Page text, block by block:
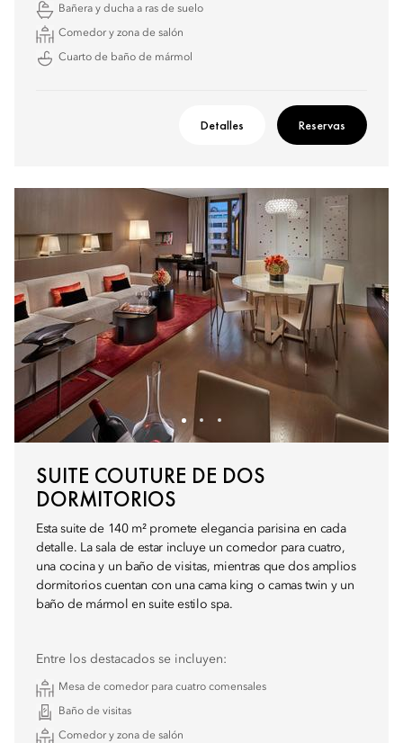
Bañera y ducha a ras de suelo
Comedor y zona de salón
Cuarto de baño de mármol
Detalles Reservas
SUITE COUTURE DE DOS
DORMITORIOS
Esta suite de 140 m² promete elegancia parisina en cada
detalle. La sala de estar incluye un comedor para cuatro,
una cocina y un baño de visitas, mientras que dos amplios
dormitorios cuentan con una cama king o camas twin y un
baño de mármol en suite estilo spa.
Entre los destacados se incluyen:
Mesa de comedor para cuatro comensales
Baño de visitas
Comedor y zona de salón